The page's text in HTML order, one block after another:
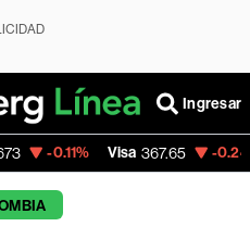
Ingresar
Visa 367.65 -0.24%